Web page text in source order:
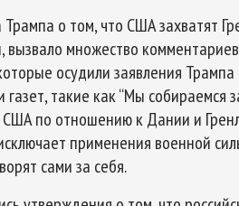
о том, что США захватят
множество
осудили заявления
такие как “Мы собираемся
по отношению к Дании и
применения военной
сами за себя.